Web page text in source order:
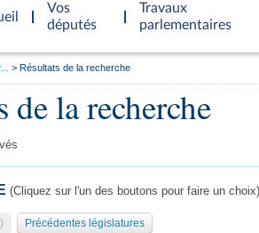
Vos
députés
Travaux
parlementaires
Résultats de la recherche
de la recherche
(Cliquez sur l'un des boutons pour faire un choix)
Précédentes législatures